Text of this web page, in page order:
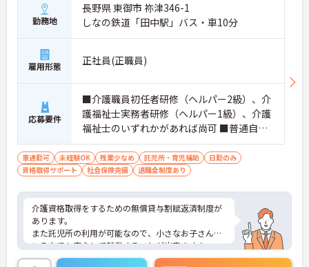
勤務地
長野県 東御市 祢津346-1
しなの鉄道「田中駅」バス・車10分
雇用形態 正社員(正職員)
応募要件
■介護職員初任者研修（ヘルパー2級）、介
護福祉士実務者研修（ヘルパー1級）、介護
福祉士のいずれかがあれば尚可 ■普通自動
車運転免許（AT車限定可） ■福祉の仕事に
興味のある方、やる気のある方だと尚可 ※
未経験相談可
車通勤可 未経験OK 残業少なめ 託児所・育児補助
日勤のみ
資格取得サポート
社会保険完備 退職金制度あり
介護資格取得をするための無償貸与割賦返済制度が
あります。
また託児所の利用が可能なので、小さなお子さんが
いる方でも安心して就業することが出来ます！
ご興味ある方には、面接対策ポイントなど、さらに